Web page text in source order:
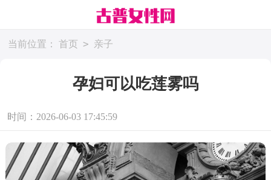
当前位置： 首页 > 亲子
孕妇可以吃莲雾吗
时间：2026-06-03 17:45:59